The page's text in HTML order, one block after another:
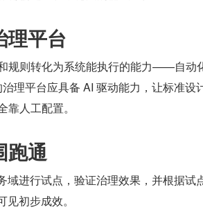
理平台
规则转化为系统能执行的能力——自动
理平台应具备 AI 驱动能力，让标准设
人工配置。
跑通
域进行试点，验证治理效果，并根据试
初步成效。